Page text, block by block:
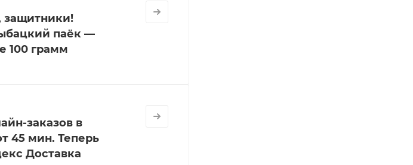
защитники!
паёк —
100 грамм
заказов в
45 мин. Теперь
Доставка